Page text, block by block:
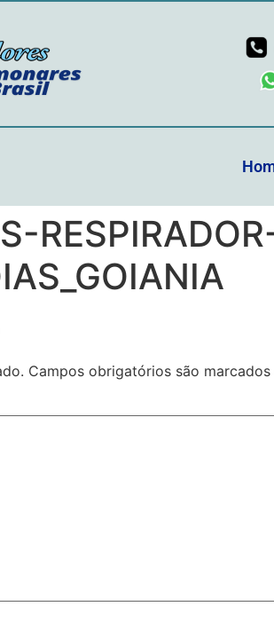
Campos obrigatórios são marcados